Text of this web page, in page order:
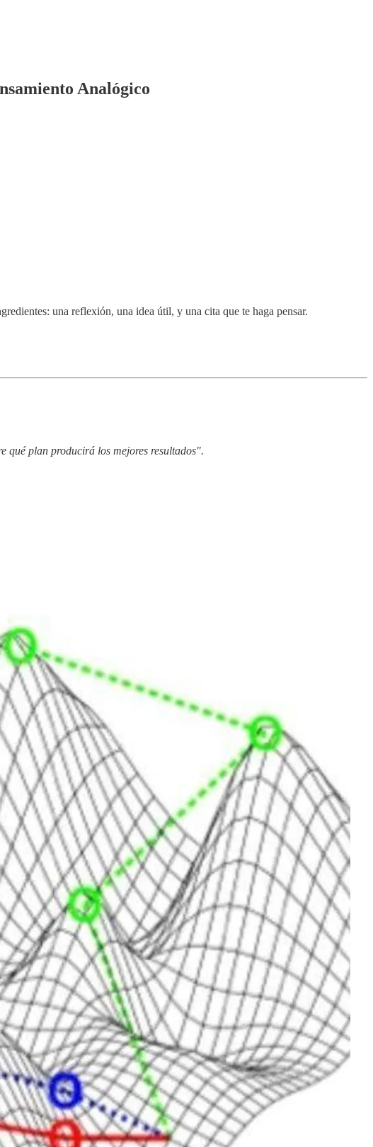
Analógico
una reflexión, una idea útil, y una cita que te haga pensar.
qué plan producirá los mejores resultados".